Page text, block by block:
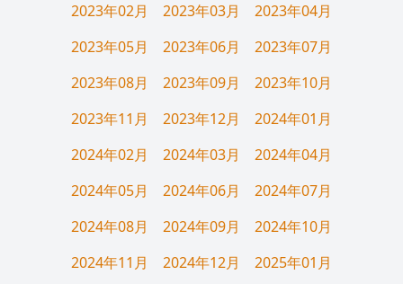
2023年02月
2023年03月
2023年04月
2023年05月
2023年06月
2023年07月
2023年08月
2023年09月
2023年10月
2023年11月
2023年12月
2024年01月
2024年02月
2024年03月
2024年04月
2024年05月
2024年06月
2024年07月
2024年08月
2024年09月
2024年10月
2024年11月
2024年12月 2025年01月